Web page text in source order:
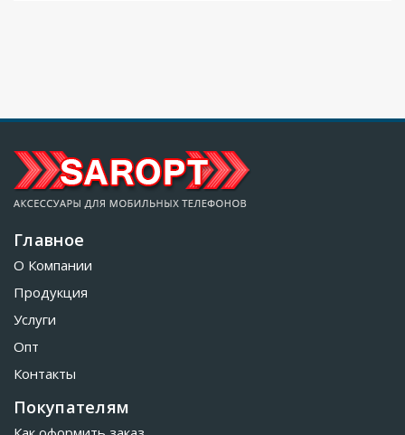
Главное
О Компании
Продукция
Услуги
Опт
Контакты
Покупателям